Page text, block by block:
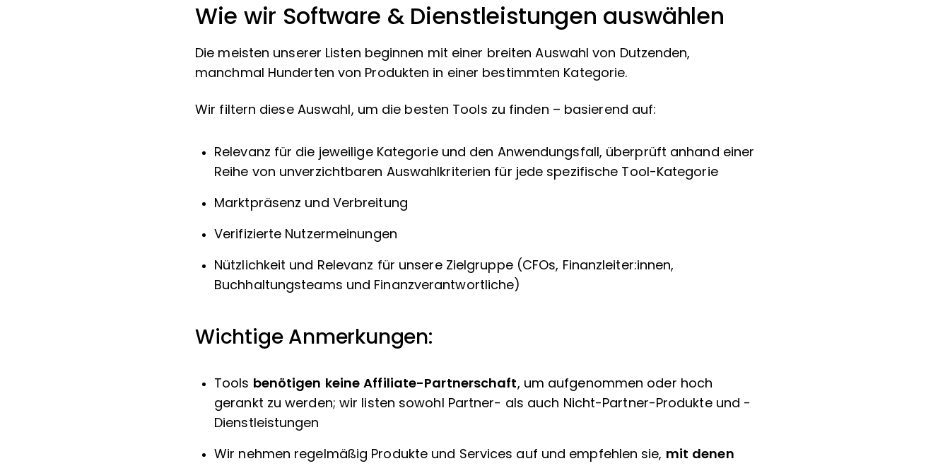
Wie wir Software & Dienstleistungen auswählen
Die meisten unserer Listen beginnen mit einer breiten Auswahl von Dutzenden,
manchmal Hunderten von Produkten in einer bestimmten Kategorie.
Wir filtern diese Auswahl, um die besten Tools zu finden – basierend auf:
Relevanz für die jeweilige Kategorie und den Anwendungsfall, überprüft anhand einer
Reihe von unverzichtbaren Auswahlkriterien für jede spezifische Tool-Kategorie
Marktpräsenz und Verbreitung
Verifizierte Nutzermeinungen
Nützlichkeit und Relevanz für unsere Zielgruppe (CFOs, Finanzleiter:innen,
Buchhaltungsteams und Finanzverantwortliche)
Wichtige Anmerkungen:
Tools benötigen keine Affiliate-Partnerschaft, um aufgenommen oder hoch
gerankt zu werden; wir listen sowohl Partner- als auch Nicht-Partner-Produkte und -
Dienstleistungen
Wir nehmen regelmäßig Produkte und Services auf und empfehlen sie, mit denen